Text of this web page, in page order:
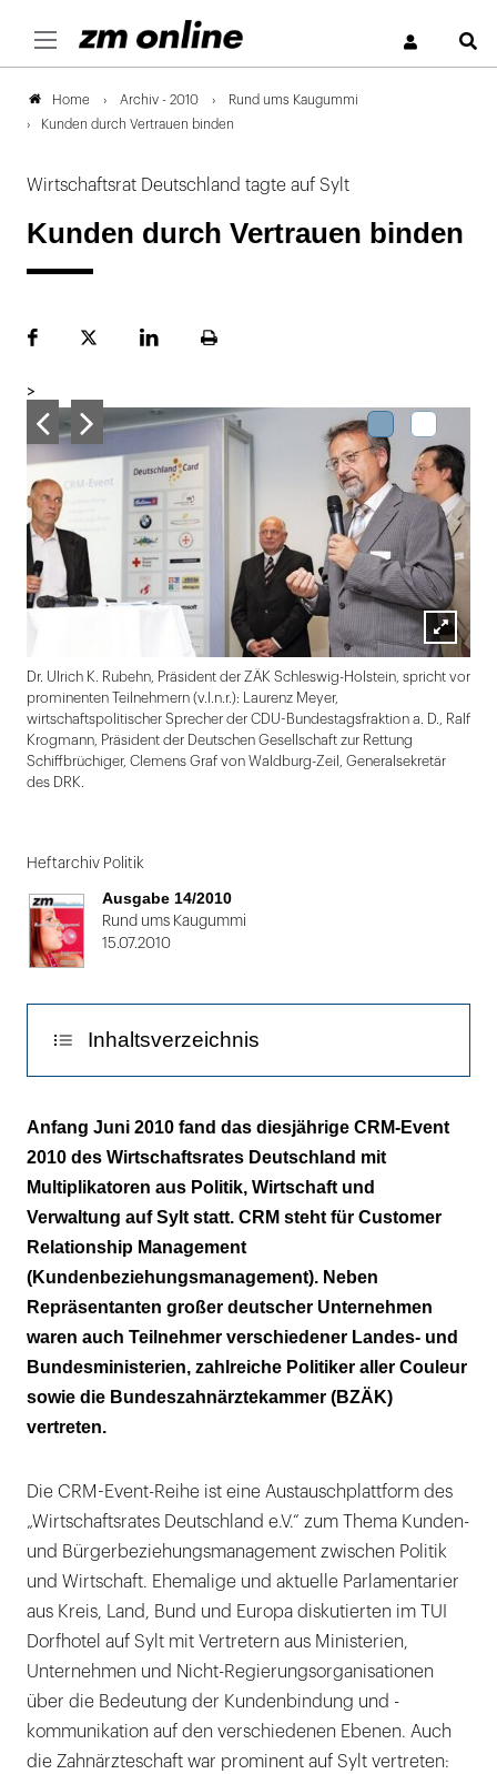
Home Archiv - 2010
Rund ums Kaugummi
Kunden durch Vertrauen binden
Wirtschaftsrat Deutschland tagte auf Sylt
Kunden durch Vertrauen binden
FacebookPlattformLinekdInSeite
>
Lightbox
öffnen
Dr. Ulrich K. Rubehn, Präsident der ZÄK Schleswig-Holstein, spricht vor
prominenten Teilnehmern (v.l.n.r.): Laurenz Meyer,
wirtschaftspolitischer Sprecher der CDU-Bundestagsfraktion a. D., Ralf
Krogmann, Präsident der Deutschen Gesellschaft zur Rettung
Schiffbrüchiger, Clemens Graf von Waldburg-Zeil, Generalsekretär
des DRK.
1
von
2
Heftarchiv Politik
Ausgabe 14/2010
Rund ums Kaugummi
15.07.2010
Inhaltsverzeichnis
Behördennummer D 115
Vertrauensbildung
Anfang Juni 2010 fand das diesjährige CRM-Event
2010 des Wirtschaftsrates Deutschland mit
Multiplikatoren aus Politik, Wirtschaft und
Verwaltung auf Sylt statt. CRM steht für Customer
Relationship Management
(Kundenbeziehungsmanagement). Neben
Repräsentanten großer deutscher Unternehmen
waren auch Teilnehmer verschiedener Landes- und
Bundesministerien, zahlreiche Politiker aller Couleur
sowie die Bundeszahnärztekammer (BZÄK)
vertreten.
Die CRM-Event-Reihe ist eine Austauschplattform des
„Wirtschaftsrates Deutschland e.V.“ zum Thema Kunden-
und Bürgerbeziehungsmanagement zwischen Politik
und Wirtschaft. Ehemalige und aktuelle Parlamentarier
aus Kreis, Land, Bund und Europa diskutierten im TUI
Dorfhotel auf Sylt mit Vertretern aus Ministerien,
Unternehmen und Nicht-Regierungsorganisationen
über die Bedeutung der Kundenbindung und -
kommunikation auf den verschiedenen Ebenen. Auch
die Zahnärzteschaft war prominent auf Sylt vertreten: